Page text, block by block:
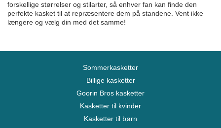
forskellige størrelser og stilarter, så enhver fan kan finde den
perfekte kasket til at repræsentere dem på standene. Vent ikke
længere og vælg din med det samme!
Sommerkasketter
Billige kasketter
Goorin Bros kasketter
Kasketter til kvinder
Kasketter til børn